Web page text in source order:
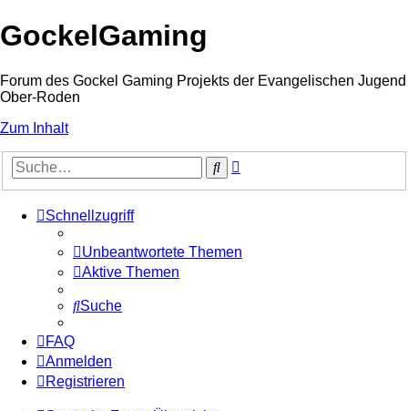
GockelGaming
Forum des Gockel Gaming Projekts der Evangelischen Jugend
Ober-Roden
Zum Inhalt
Suche
Schnellzugriff
Unbeantwortete Themen
Aktive Themen
Suche
FAQ
Anmelden
Registrieren